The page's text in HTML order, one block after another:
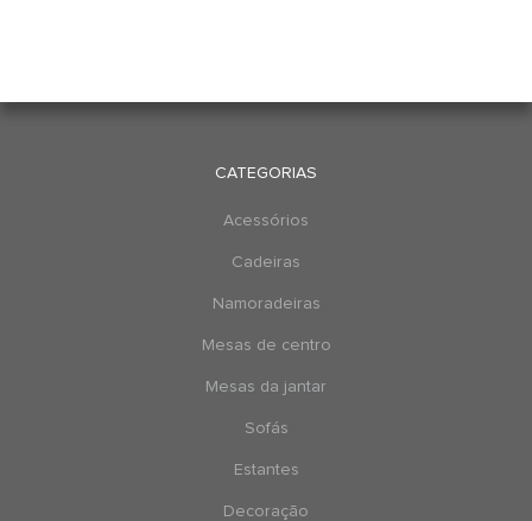
CATEGORIAS
Acessórios
Cadeiras
Namoradeiras
Mesas de centro
Mesas da jantar
Sofás
Estantes
Decoração